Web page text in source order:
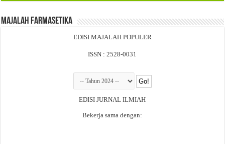
Majalah Farmasetika
EDISI MAJALAH POPULER
ISSN : 2528-0031
EDISI JURNAL ILMIAH
Bekerja sama dengan: